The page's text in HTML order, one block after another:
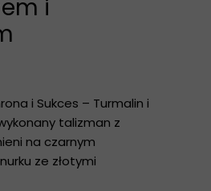
i Sukces – Turmalin i
talizman z
na czarnym
ze złotymi
i